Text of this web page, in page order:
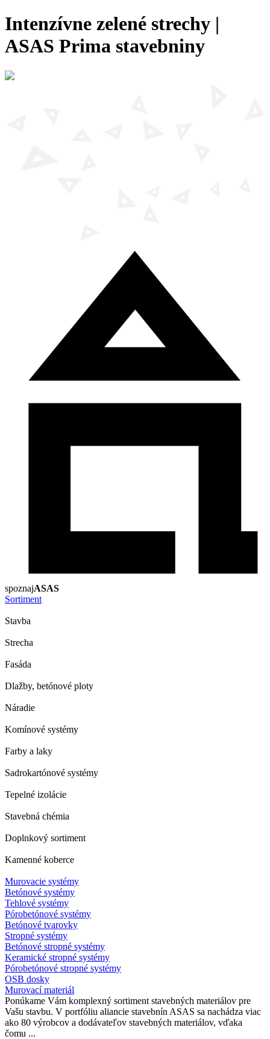
Intenzívne zelené strechy |
ASAS Prima stavebniny
spoznajASAS
Sortiment
Stavba
Strecha
Fasáda
Dlažby, betónové ploty
Náradie
Komínové systémy
Farby a laky
Sadrokartónové systémy
Tepelné izolácie
Stavebná chémia
Doplnkový sortiment
Kamenné koberce
Murovacie systémy
Betónové systémy
Tehlové systémy
Pórobetónové systémy
Betónové tvarovky
Stropné systémy
Betónové stropné systémy
Keramické stropné systémy
Pórobetónové stropné systémy
OSB dosky
Murovací materiál
Ponúkame Vám komplexný sortiment stavebných materiálov pre
Vašu stavbu. V portfóliu aliancie stavebnín ASAS sa nachádza viac
ako 80 výrobcov a dodávateľov stavebných materiálov, vďaka
čomu ...